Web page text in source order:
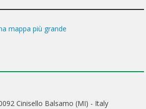
Cinisello Balsamo (MI) - Italy